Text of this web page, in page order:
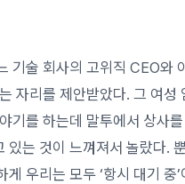
기술 회사의 고위직 CEO와
자리를 제안받았다. 그 여성
기를 하는데 말투에서 상사
있는 것이 느껴져서 놀랐다.
게 우리는 모두 ‘항시 대기 중’